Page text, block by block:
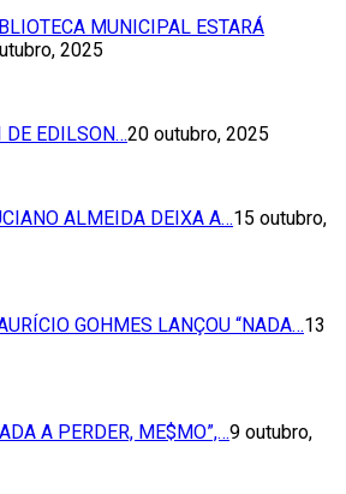
MUNICIPAL ESTARÁ
2025
DE EDILSON…20 outubro, 2025
ALMEIDA DEIXA A…15 outubro,
GOHMES LANÇOU “NADA…13
A PERDER, ME$MO”,…9 outubro,